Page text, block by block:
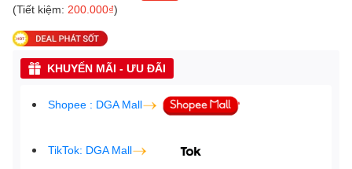
(Tiết kiệm: 200.000₫)
KHUYẾN MÃI - ƯU ĐÃI
Shopee : DGA Mall
TikTok: DGA Mall